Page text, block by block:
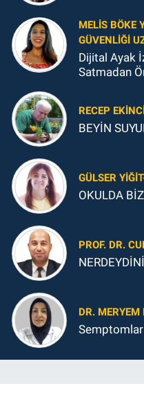
MELIS BÖKE
GÜVENLIĞI
Dijital Ayak
Satmadan
RECEP
BEYİN
GÜLSER
OKULDA
PROF. DR.
DR.